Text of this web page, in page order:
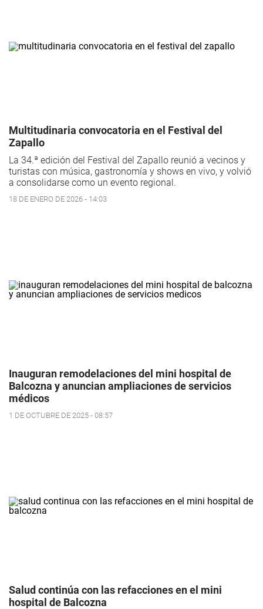
Multitudinaria convocatoria en el Festival del
Zapallo
La 34.ª edición del Festival del Zapallo reunió a vecinos y
turistas con música, gastronomía y shows en vivo, y volvió
a consolidarse como un evento regional.
18 DE ENERO DE 2026 - 14:03
Inauguran remodelaciones del mini hospital de
Balcozna y anuncian ampliaciones de servicios
médicos
1 DE OCTUBRE DE 2025 - 08:57
Salud continúa con las refacciones en el mini
hospital de Balcozna